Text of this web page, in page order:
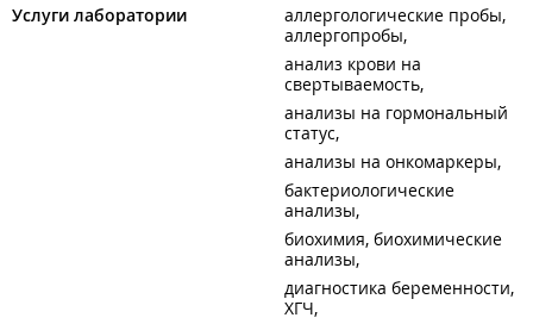
Услуги лаборатории
аллергологические пробы,
аллергопробы
анализ крови на
свертываемость
анализы на гормональный
статус
анализы на онкомаркеры
бактериологические
анализы
биохимия, биохимические
анализы
диагностика беременности,
ХГЧ